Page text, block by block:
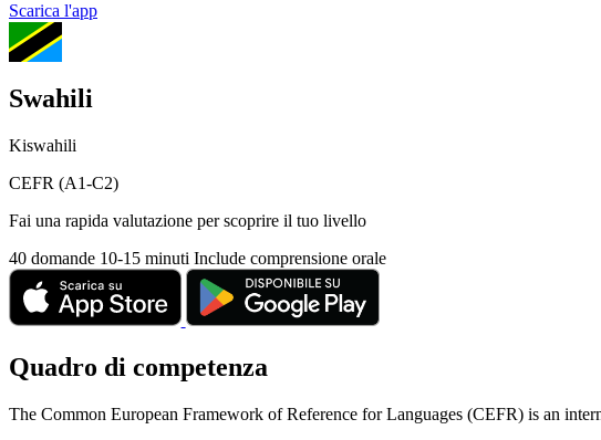
Scarica l'app
Swahili
Kiswahili
CEFR (A1-C2)
Fai una rapida valutazione per scoprire il tuo livello
40 domande 10-15 minuti Include comprensione orale
Quadro di competenza
The Common European Framework of Reference for Languages (CEFR) is an